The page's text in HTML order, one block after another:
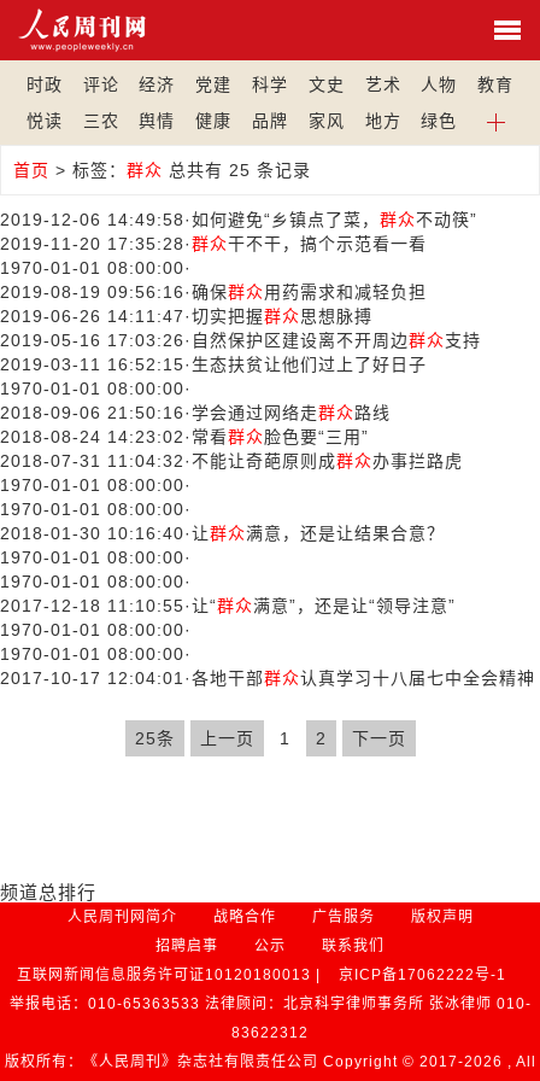
时政 评论 经济 党建 科学 文史 艺术 人物
教育
悦读
三农 舆情 健康 品牌 家风 地方 绿色
首页 > 标签： 群众 总共有 25 条记录
2019-12-06 14:49:58·如何避免“乡镇点了菜， 群众不动筷”
2019-11-20 17:35:28·群众干不干，搞个示范看一看
1970-01-01 08:00:00·
2019-08-19 09:56:16·确保群众用药需求和减轻负担
2019-06-26 14:11:47·切实把握群众思想脉搏
2019-05-16 17:03:26· 自然保护区建设离不开周边群众支持
2019-03-11 16:52:15· 生态扶贫让他们过上了好日子
1970-01-01 08:00:00·
2018-09-06 21:50:16·学会通过网络走群众路线
2018-08-24 14:23:02· 常看群众脸色要“三用”
2018-07-31 11:04:32·不能让奇葩原则成群众办事拦路虎
1970-01-01 08:00:00·
1970-01-01 08:00:00·
2018-01-30 10:16:40·让群众满意，还是让结果合意？
1970-01-01 08:00:00·
1970-01-01 08:00:00·
2017-12-18 11:10:55·让“群众满意”，还是让“领导注意”
1970-01-01 08:00:00·
1970-01-01 08:00:00·
2017-10-17 12:04:01 ·各地干部群众认真学习十八届七中全会精神
25条 上一页 1 2 下一页
频道总排行
人民周刊网简介 战略合作 广告服务
版权声明
招聘启事
公示
联系我们
互联网新闻信息服务许可证10120180013 |
京ICP备17062222号-1
举报电话：010-65363533 法律顾问：北京科宇律师事务所 张冰律师 010-
83622312
版权所有：《人民周刊》杂志社有限责任公司 Copyright © 2017-2026 , All